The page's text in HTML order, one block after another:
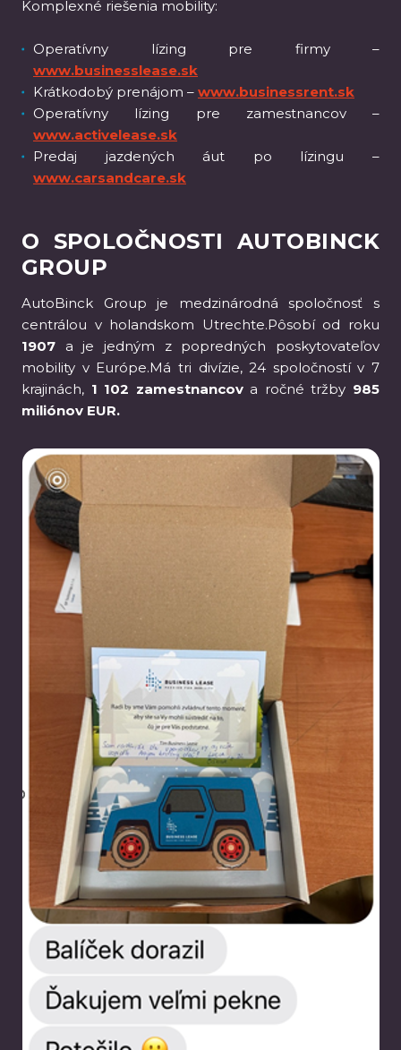
Komplexné riešenia mobility:
Operatívny lízing pre firmy –
www.businesslease.sk
Krátkodobý prenájom – www.businessrent.sk
Operatívny lízing pre zamestnancov –
www.activelease.sk
Predaj jazdených áut po lízingu –
www.carsandcare.sk
O SPOLOČNOSTI AUTOBINCK
GROUP
AutoBinck Group je medzinárodná spoločnosť s
centrálou v holandskom Utrechte.Pôsobí od roku
1907 a je jedným z popredných poskytovateľov
mobility v Európe.Má tri divízie, 24 spoločností v 7
krajinách, 1 102 zamestnancova ročné tržby 985
miliónov EUR.